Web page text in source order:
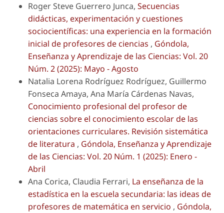
Roger Steve Guerrero Junca, Secuencias
didácticas, experimentación y cuestiones
sociocientíficas: una experiencia en la formación
inicial de profesores de ciencias , Góndola,
Enseñanza y Aprendizaje de las Ciencias: Vol. 20
Núm. 2 (2025): Mayo - Agosto
Natalia Lorena Rodríguez Rodríguez, Guillermo
Fonseca Amaya, Ana María Cárdenas Navas,
Conocimiento profesional del profesor de
ciencias sobre el conocimiento escolar de las
orientaciones curriculares. Revisión sistemática
de literatura , Góndola, Enseñanza y Aprendizaje
de las Ciencias: Vol. 20 Núm. 1 (2025): Enero -
Abril
Ana Corica, Claudia Ferrari, La enseñanza de la
estadística en la escuela secundaria: las ideas de
profesores de matemática en servicio , Góndola,